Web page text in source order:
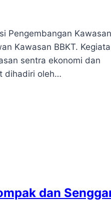
Pengembangan Kawasan
Kawasan BBKT.
sentra ekonomi dan
dihadiri oleh…
dan